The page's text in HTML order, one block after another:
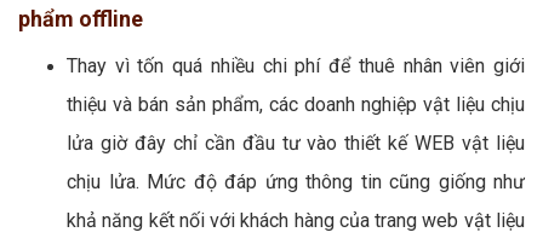
phẩm offline
Thay vì tốn quá nhiều chi phí để thuê nhân viên giới
thiệu và bán sản phẩm, các doanh nghiệp vật liệu chịu
lửa giờ đây chỉ cần đầu tư vào thiết kế WEB vật liệu
chịu lửa. Mức độ đáp ứng thông tin cũng giống như
khả năng kết nối với khách hàng của trang web vật liệu